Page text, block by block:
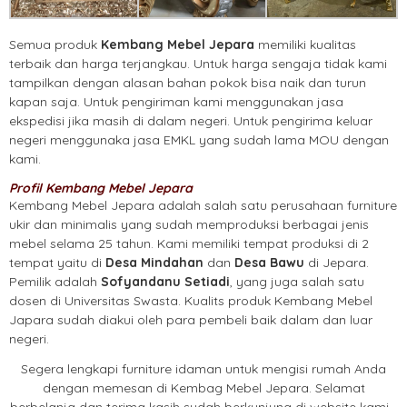
Semua produk Kembang Mebel Jepara memiliki kualitas
terbaik dan harga terjangkau. Untuk harga sengaja tidak kami
tampilkan dengan alasan bahan pokok bisa naik dan turun
kapan saja. Untuk pengiriman kami menggunakan jasa
ekspedisi jika masih di dalam negeri. Untuk pengirima keluar
negeri menggunaka jasa EMKL yang sudah lama MOU dengan
kami.
Profil Kembang Mebel Jepara
Kembang Mebel Jepara adalah salah satu perusahaan furniture
ukir dan minimalis yang sudah memproduksi berbagai jenis
mebel selama 25 tahun. Kami memiliki tempat produksi di 2
tempat yaitu di Desa Mindahan dan Desa Bawu di Jepara.
Pemilik adalah Sofyandanu Setiadi, yang juga salah satu
dosen di Universitas Swasta. Kualits produk Kembang Mebel
Japara sudah diakui oleh para pembeli baik dalam dan luar
negeri.
Segera lengkapi furniture idaman untuk mengisi rumah Anda
dengan memesan di Kembag Mebel Jepara. Selamat